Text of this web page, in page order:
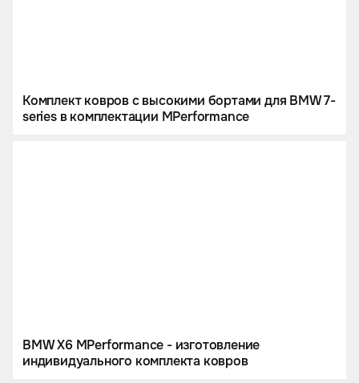
Комплект ковров с высокими бортами для BMW 7-
series в комплектации МPerformance
BMW X6 MPerformance - изготовление
индивидуального комплекта ковров